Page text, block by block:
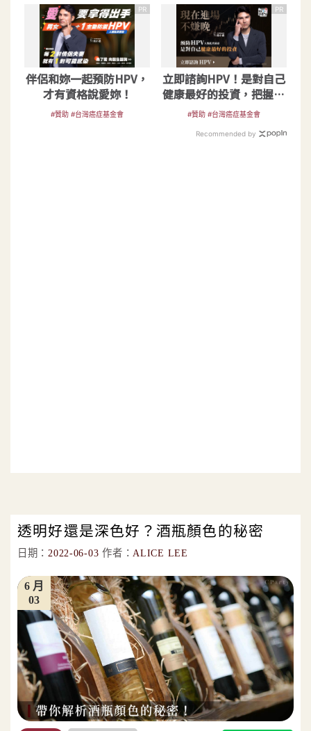
PR
伴侶和妳一起預防HPV，
才有資格說愛妳！
#贊助 #台灣癌症基金會
PR
立即諮詢HPV！是對自己
健康最好的投資，把握現
在不嫌晚！
#贊助 #台灣癌症基金會
Recommended by
透明好還是深色好？酒瓶顏色的秘密
日期： 2022-06-03 作者： ALICE LEE
03
6 月